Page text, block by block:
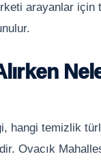
arayanlar için
hangi temizlik
Ovacık